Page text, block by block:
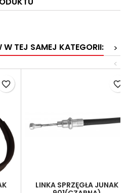
TEJ SAMEJ KATEGORII:
>
<
favorite_border
LINKA SPRZĘGŁA JUNAK
favorite_border